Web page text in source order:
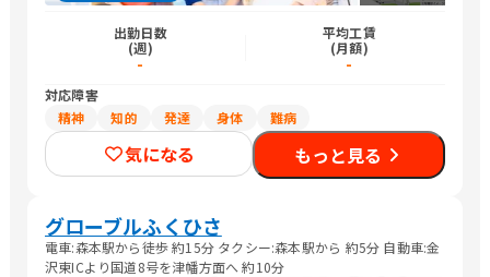
出勤日数
(週)
-
平均工賃
(月額)
-
対応障害
精神
知的 発達 身体 難病
気になる もっと見る
グローブルふくひさ
電車:森本駅から徒歩 約15分 タクシー:森本駅から 約5分 自動車:金
沢東ICより国道8号を津幡方面へ 約10分